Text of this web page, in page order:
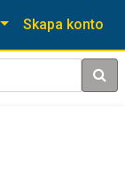
Skapa konto
Sök